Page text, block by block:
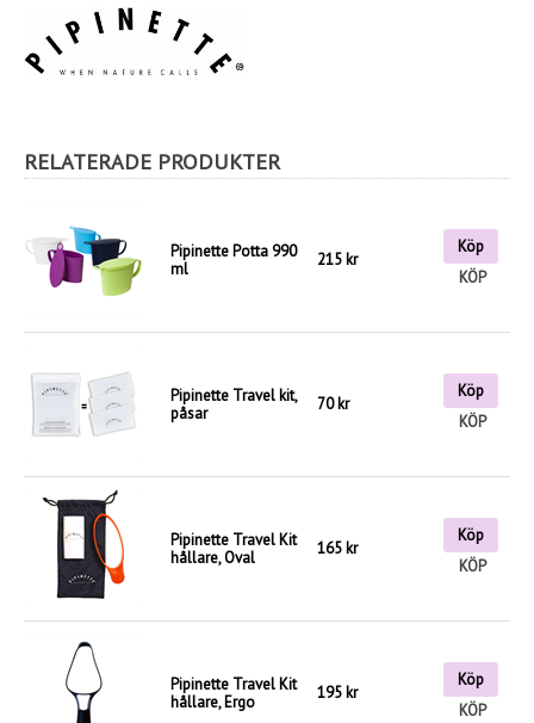
RELATERADE PRODUKTER
Pipinette Potta 990
ml
215 kr
Köp
KÖP
Pipinette Travel kit,
påsar
70 kr
Köp
KÖP
Pipinette Travel Kit
hållare, Oval
165 kr
Köp
KÖP
Pipinette Travel Kit
hållare, Ergo
195 kr
Köp
KÖP